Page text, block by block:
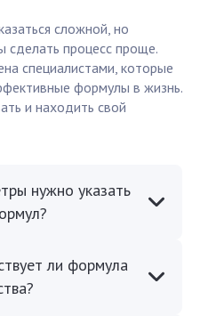
сложной, но
сделать процесс проще.
специалистами, которые
формулы в жизнь.
и находить свой
нужно указать
ли формула